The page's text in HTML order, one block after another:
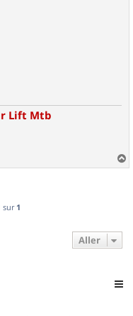
Lift Mtb
a
sur 1
Aller